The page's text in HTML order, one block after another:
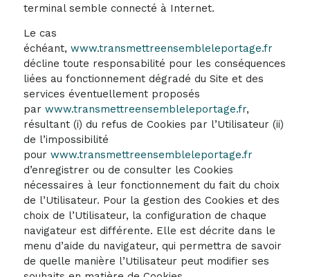
terminal semble connecté à Internet.
Le cas
échéant, www.transmettreensembleleportage.fr
décline toute responsabilité pour les conséquences
liées au fonctionnement dégradé du Site et des
services éventuellement proposés
par www.transmettreensembleleportage.fr,
résultant (i) du refus de Cookies par l’Utilisateur (ii)
de l’impossibilité
pour www.transmettreensembleleportage.fr
d’enregistrer ou de consulter les Cookies
nécessaires à leur fonctionnement du fait du choix
de l’Utilisateur. Pour la gestion des Cookies et des
choix de l’Utilisateur, la configuration de chaque
navigateur est différente. Elle est décrite dans le
menu d’aide du navigateur, qui permettra de savoir
de quelle manière l’Utilisateur peut modifier ses